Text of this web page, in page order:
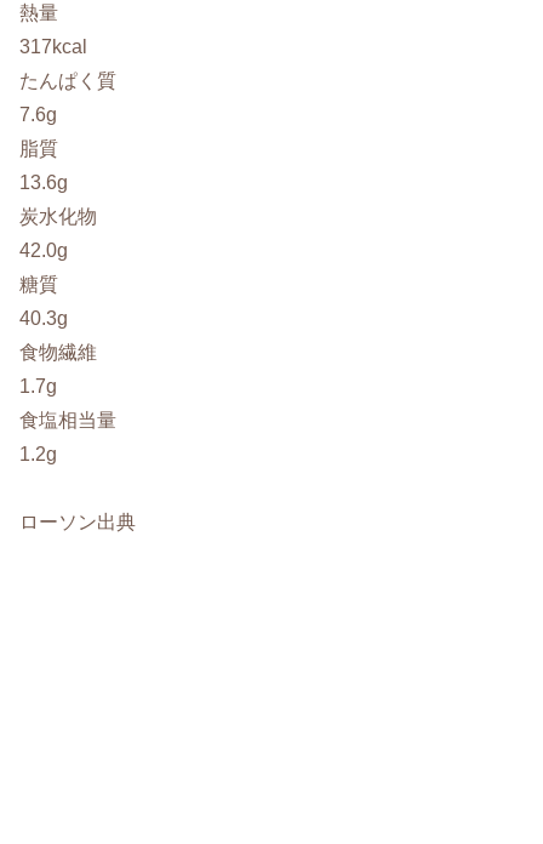
熱量
317kcal
たんぱく質
7.6g
脂質
13.6g
炭水化物
42.0g
糖質
40.3g
食物繊維
1.7g
食塩相当量
1.2g
ローソン出典